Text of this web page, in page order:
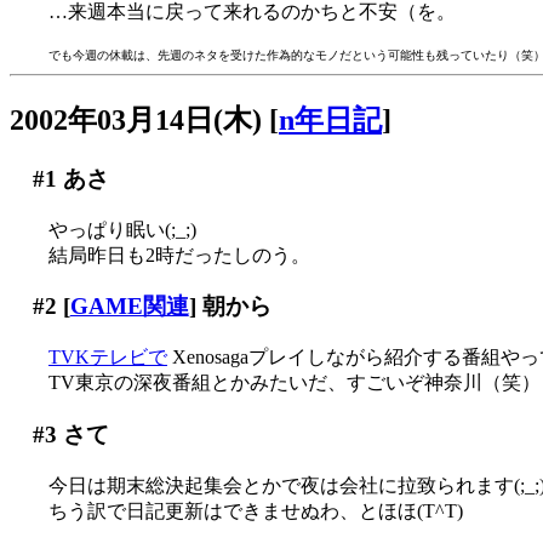
…来週本当に戻って来れるのかちと不安（を。
でも今週の休載は、先週のネタを受けた作為的なモノだという可能性も残っていたり（笑）
2002年03月14日(木) [n年日記]
#1 あさ
やっぱり眠い(;_;)
結局昨日も2時だったしのう。
#2 [GAME関連] 朝から
TVKテレビでXenosagaプレイしながら紹介する番組や
TV東京の深夜番組とかみたいだ、すごいぞ神奈川（笑）
#3 さて
今日は期末総決起集会とかで夜は会社に拉致られます
ちう訳で日記更新はできませぬわ、とほほ(T^T)